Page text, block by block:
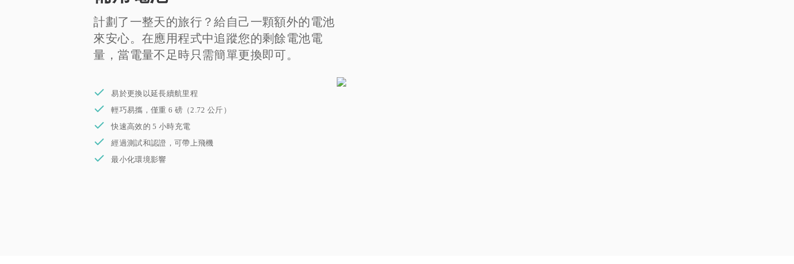
計劃了一整天的旅行？給自己一顆額外的電池
來安心。在應用程式中追蹤您的剩餘電池電
量，當電量不足時只需簡單更換即可。
易於更換以延長續航里程
輕巧易攜，僅重 6 磅（2.72 公斤）
快速高效的 5 小時充電
經過測試和認證，可帶上飛機
最小化環境影響